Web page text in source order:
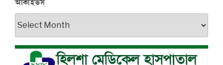
আর্কাইভস
আর্কাইভস